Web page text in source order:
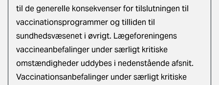
til de generelle konsekvenser for tilslutningen til
vaccinationsprogrammer og tilliden til
sundhedsvæsenet i øvrigt. Lægeforeningens
vaccineanbefalinger under særligt kritiske
omstændigheder uddybes i nedenstående afsnit.
Vaccinationsanbefalinger under særligt kritiske